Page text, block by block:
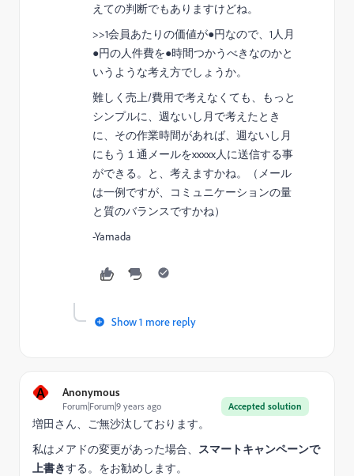
えての判断でもありますけどね。
>>1会員あたりの価値が●円なので、1人月
●円の人件費を●時間つかうべきなのかと
いうような考え方でしょうか。
難しく売上/費用で考えなくても、もっと
シンプルに、週ないし月で考えたとき
に、その作業時間があれば、週ないし月
にもう１通メールをxxxxx人に送信する事
ができる。と、考えますかね。（メール
は一例ですが、コミュニケーションの量
と質のバランスですかね）
-Yamada
Show 1 more reply
A Anonymous
Accepted solution
Forum|Forum|9 years ago
増田さん、ご無沙汰しております。
私はメアドの変更があった場合、
スマートキャンペーンで
上書きする。をお勧めします。